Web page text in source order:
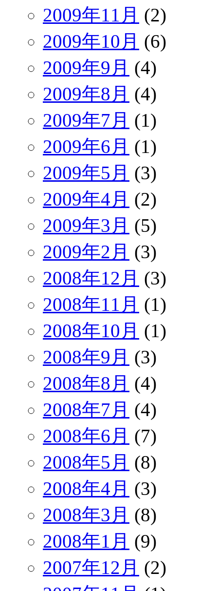
2009年11月 (2)
2009年10月 (6)
2009年9月 (4)
2009年8月 (4)
2009年7月 (1)
2009年6月 (1)
2009年5月 (3)
2009年4月 (2)
2009年3月 (5)
2009年2月 (3)
2008年12月 (3)
2008年11月 (1)
2008年10月 (1)
2008年9月 (3)
2008年8月 (4)
2008年7月 (4)
2008年6月 (7)
2008年5月 (8)
2008年4月 (3)
2008年3月 (8)
2008年1月 (9)
2007年12月 (2)